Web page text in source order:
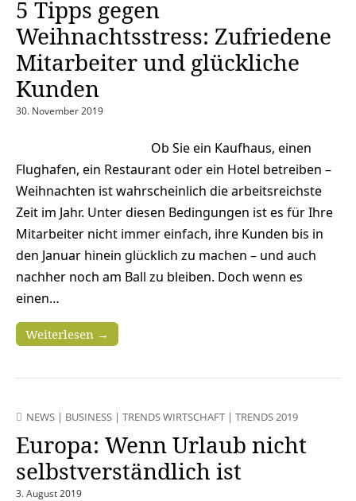
5 Tipps gegen
Weihnachtsstress: Zufriedene
Mitarbeiter und glückliche
Kunden
30. November 2019
Ob Sie ein Kaufhaus, einen
Flughafen, ein Restaurant oder ein Hotel betreiben –
Weihnachten ist wahrscheinlich die arbeitsreichste
Zeit im Jahr. Unter diesen Bedingungen ist es für Ihre
Mitarbeiter nicht immer einfach, ihre Kunden bis in
den Januar hinein glücklich zu machen – und auch
nachher noch am Ball zu bleiben. Doch wenn es
einen…
Weiterlesen →
NEWS | BUSINESS | TRENDS WIRTSCHAFT | TRENDS 2019
Europa: Wenn Urlaub nicht
selbstverständlich ist
3. August 2019